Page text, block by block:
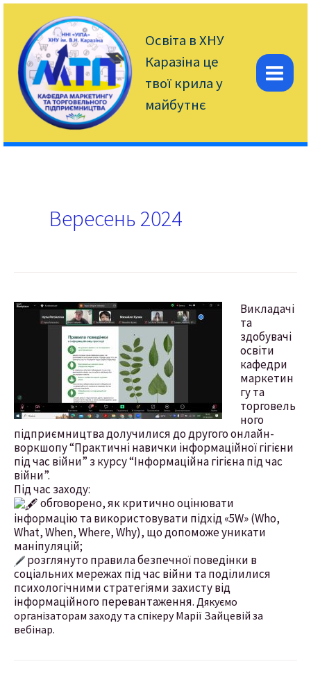
Перейти
вмісту
Освіта в ХНУ
Каразіна це
твої крила у
майбутнє
Вересень 2024
Викладачі
та
здобувачі
освіти
кафедри
маркетин
гу та
торговель
ного
підприємництва долучилися до другого онлайн-
воркшопу “Практичні навички інформаційної гігієни
під час війни” з курсу “Інформаційна гігієна під час
війни”.
Під час заходу:
обговорено, як критично оцінювати
інформацію та використовувати підхід «5W» (Who,
What, When, Where, Why), що допоможе уникати
маніпуляцій;
розглянуто правила безпечної поведінки в
соціальних мережах під час війни та поділилися
психологічними стратегіями захисту від
інформаційного перевантаження. Дякуємо
організаторам заходу та спікеру Марії Зайцевій за
вебінар.